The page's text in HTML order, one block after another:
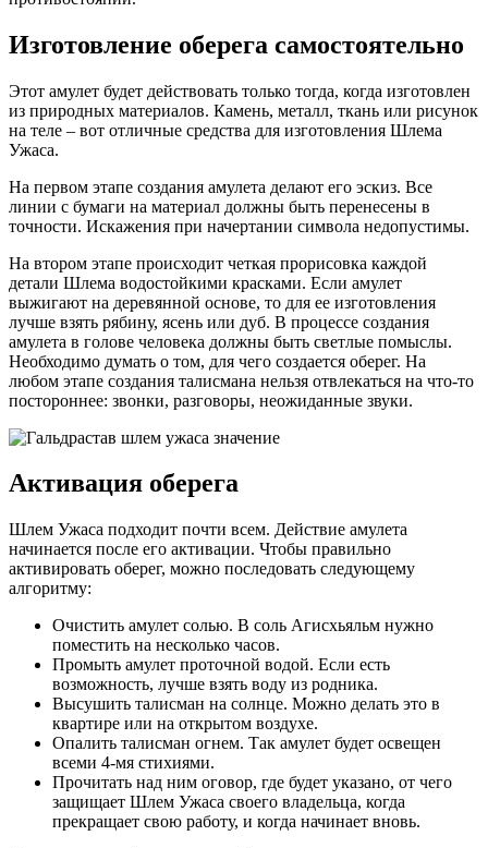
Изготовление оберега самостоятельно
Этот амулет будет действовать только тогда, когда изготовлен
из природных материалов. Камень, металл, ткань или рисунок
на теле – вот отличные средства для изготовления Шлема
Ужаса.
На первом этапе создания амулета делают его эскиз. Все
линии с бумаги на материал должны быть перенесены в
точности. Искажения при начертании символа недопустимы.
На втором этапе происходит четкая прорисовка каждой
детали Шлема водостойкими красками. Если амулет
выжигают на деревянной основе, то для ее изготовления
лучше взять рябину, ясень или дуб. В процессе создания
амулета в голове человека должны быть светлые помыслы.
Необходимо думать о том, для чего создается оберег. На
любом этапе создания талисмана нельзя отвлекаться на что-то
постороннее: звонки, разговоры, неожиданные звуки.
Активация оберега
Шлем Ужаса подходит почти всем. Действие амулета
начинается после его активации. Чтобы правильно
активировать оберег, можно последовать следующему
алгоритму:
Очистить амулет солью. В соль Агисхьяльм нужно
поместить на несколько часов.
Промыть амулет проточной водой. Если есть
возможность, лучше взять воду из родника.
Высушить талисман на солнце. Можно делать это в
квартире или на открытом воздухе.
Опалить талисман огнем. Так амулет будет освещен
всеми 4-мя стихиями.
Прочитать над ним оговор, где будет указано, от чего
защищает Шлем Ужаса своего владельца, когда
прекращает свою работу, и когда начинает вновь.